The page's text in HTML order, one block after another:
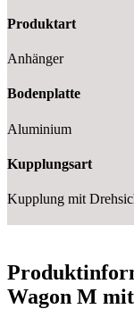
Produktart
Anhänger
Bodenplatte
Aluminium
Kupplungsart
Kupplung mit
Wagon M